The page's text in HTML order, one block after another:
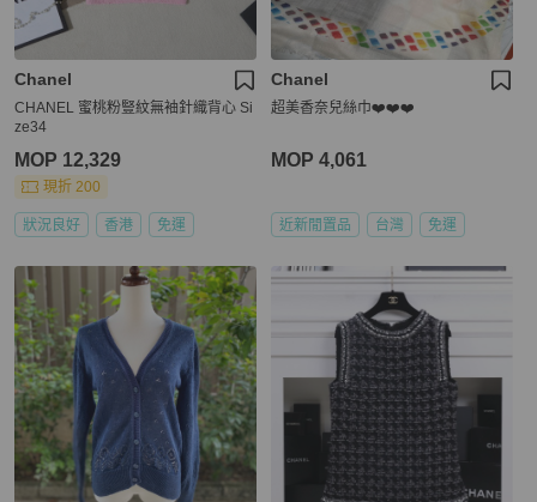
Chanel
CHANEL 蜜桃粉豎紋無袖針織背心 Si
ze34
MOP 12,329
現折 200
狀況良好 香港 免運
Chanel
超美香奈兒絲巾❤️❤️❤️
MOP 4,061
近新閒置品 台灣 免運